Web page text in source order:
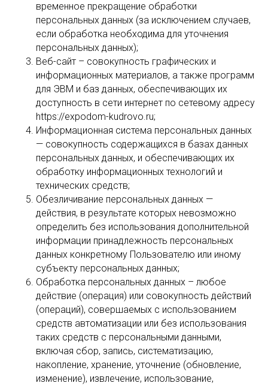
временное прекращение обработки
персональных данных (за исключением случаев,
если обработка необходима для уточнения
персональных данных);
Веб-сайт – совокупность графических и
информационных материалов, а также программ
для ЭВМ и баз данных, обеспечивающих их
доступность в сети интернет по сетевому адресу
https://expodom-kudrovo.ru;
Информационная система персональных данных
— совокупность содержащихся в базах данных
персональных данных, и обеспечивающих их
обработку информационных технологий и
технических средств;
Обезличивание персональных данных —
действия, в результате которых невозможно
определить без использования дополнительной
информации принадлежность персональных
данных конкретному Пользователю или иному
субъекту персональных данных;
Обработка персональных данных – любое
действие (операция) или совокупность действий
(операций), совершаемых с использованием
средств автоматизации или без использования
таких средств с персональными данными,
включая сбор, запись, систематизацию,
накопление, хранение, уточнение (обновление,
изменение), извлечение, использование,